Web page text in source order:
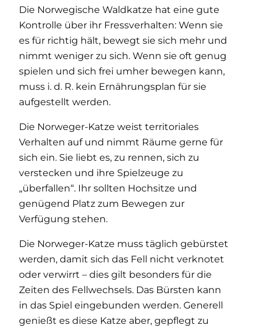
Die Norwegische Waldkatze hat eine gute
Kontrolle über ihr Fressverhalten: Wenn sie
es für richtig hält, bewegt sie sich mehr und
nimmt weniger zu sich. Wenn sie oft genug
spielen und sich frei umher bewegen kann,
muss i. d. R. kein Ernährungsplan für sie
aufgestellt werden.
Die Norweger-Katze weist territoriales
Verhalten auf und nimmt Räume gerne für
sich ein. Sie liebt es, zu rennen, sich zu
verstecken und ihre Spielzeuge zu
„überfallen“. Ihr sollten Hochsitze und
genügend Platz zum Bewegen zur
Verfügung stehen.
Die Norweger-Katze muss täglich gebürstet
werden, damit sich das Fell nicht verknotet
oder verwirrt – dies gilt besonders für die
Zeiten des Fellwechsels. Das Bürsten kann
in das Spiel eingebunden werden. Generell
genießt es diese Katze aber, gepflegt zu